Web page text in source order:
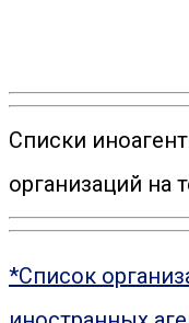
Списки
организаций на
*Список